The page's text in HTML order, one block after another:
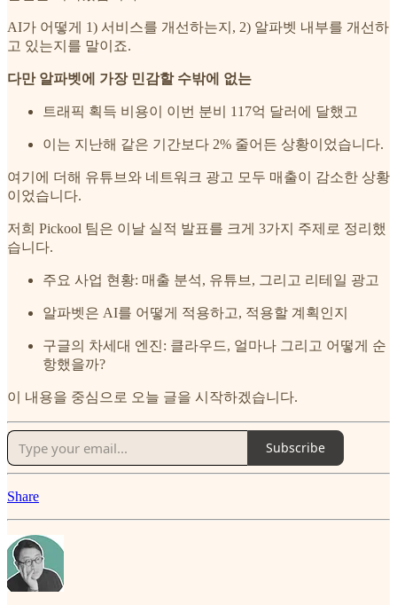
AI가 어떻게 1) 서비스를 개선하는지, 2) 알파벳 내부를 개선하
고 있는지를 말이죠.
다만 알파벳에 가장 민감할 수밖에 없는
트래픽 획득 비용이 이번 분비 117억 달러에 달했고
이는 지난해 같은 기간보다 2% 줄어든 상황이었습니다.
여기에 더해 유튜브와 네트워크 광고 모두 매출이 감소한 상황
이었습니다.
저희 Pickool 팀은 이날 실적 발표를 크게 3가지 주제로 정리했
습니다.
주요 사업 현황: 매출 분석, 유튜브, 그리고 리테일 광고
알파벳은 AI를 어떻게 적용하고, 적용할 계획인지
구글의 차세대 엔진: 클라우드, 얼마나 그리고 어떻게 순
항했을까?
이 내용을 중심으로 오늘 글을 시작하겠습니다.
Subscribe
Share